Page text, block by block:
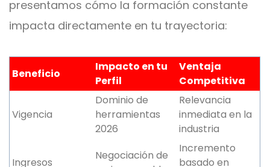
presentamos cómo la formación constante
impacta directamente en tu trayectoria:
Beneficio
Impacto en tu
Perfil
Ventaja
Competitiva
Vigencia
Dominio de
herramientas
2026
Relevancia
inmediata en la
industria
Ingresos
Negociación de
Incremento
basado en